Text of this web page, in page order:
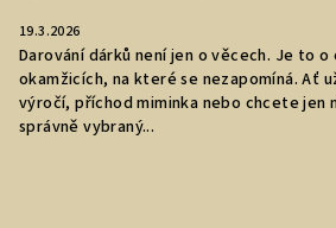
19.3.2026
Darování dárků není jen o věcech. Je to
okamžicích, na které se nezapomíná. Ať
výročí, příchod miminka nebo chcete jen
správně vybraný...